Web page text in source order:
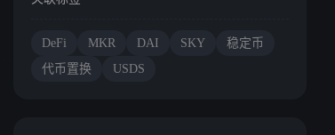
DeFi MKR DAI SKY
稳定币
代币置换
USDS